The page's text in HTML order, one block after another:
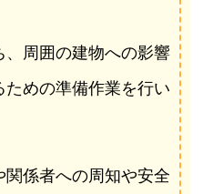
、周囲の建物への影響
ための準備作業を行い
関係者への周知や安全